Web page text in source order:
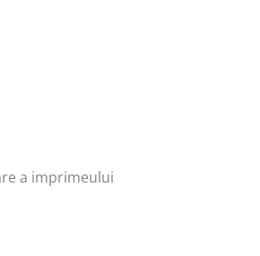
a imprimeului